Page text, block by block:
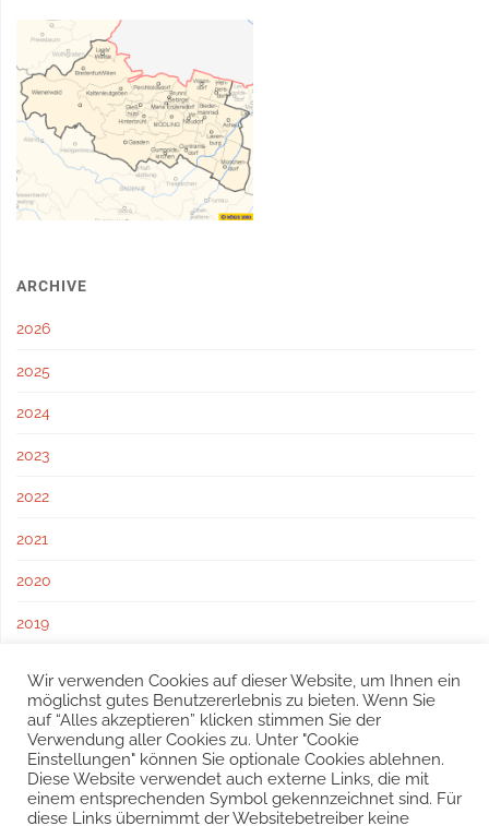
ARCHIVE
2026
2025
2024
2023
2022
2021
2020
2019
2017
Wir verwenden Cookies auf dieser Website, um Ihnen ein
möglichst gutes Benutzererlebnis zu bieten. Wenn Sie
auf “Alles akzeptieren” klicken stimmen Sie der
Verwendung aller Cookies zu. Unter "Cookie
Einstellungen" können Sie optionale Cookies ablehnen.
Diese Website verwendet auch externe Links, die mit
einem entsprechenden Symbol gekennzeichnet sind. Für
diese Links übernimmt der Websitebetreiber keine